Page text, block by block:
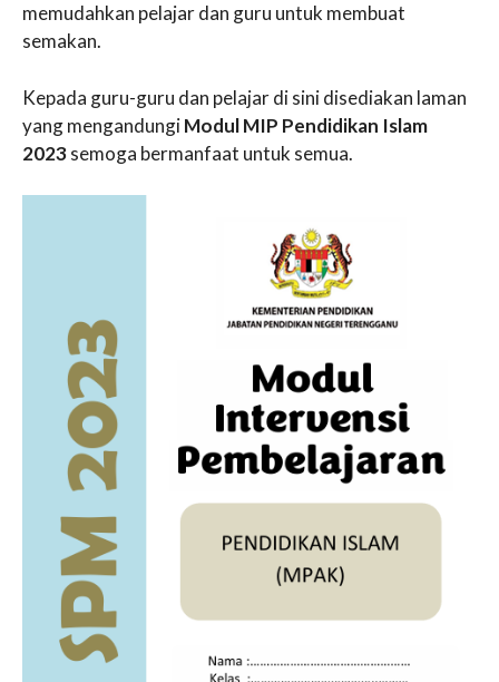
memudahkan pelajar dan guru untuk membuat
semakan.
Kepada guru-guru dan pelajar di sini disediakan laman
yang mengandungiModul MIP Pendidikan Islam
2023semoga bermanfaat untuk semua.